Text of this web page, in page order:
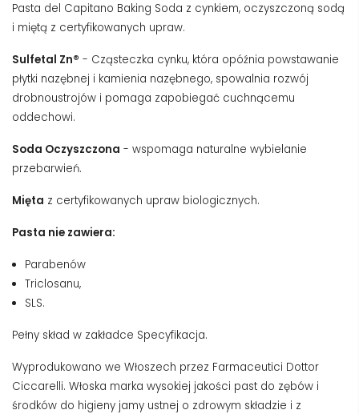
Pasta del Capitano Baking Soda z cynkiem, oczyszczoną sodą
i miętą z certyfikowanych upraw.
Sulfetal Zn® - Cząsteczka cynku, która opóźnia powstawanie
płytki nazębnej i kamienia nazębnego, spowalnia rozwój
drobnoustrojów i pomaga zapobiegać cuchnącemu
oddechowi.
Soda Oczyszczona - wspomaga naturalne wybielanie
przebarwień.
Mięta z certyfikowanych upraw biologicznych.
Pasta nie zawiera:
Parabenów
Triclosanu,
SLS.
Pełny skład w zakładce Specyfikacja.
Wyprodukowano we Włoszech przez Farmaceutici Dottor
Ciccarelli. Włoska marka wysokiej jakości past do zębów i
środków do higieny jamy ustnej o zdrowym składzie i z